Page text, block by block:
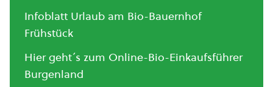
Infoblatt Urlaub am Bio-Bauernhof
Frühstück
Hier geht´s zum Online-Bio-Einkaufsführer
Burgenland